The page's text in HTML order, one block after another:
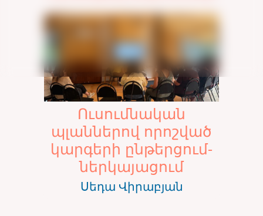
Ուսումնական
պլաններով որոշված
կարգերի ընթերցում-
ներկայացում
Սեդա Վիրաբյան